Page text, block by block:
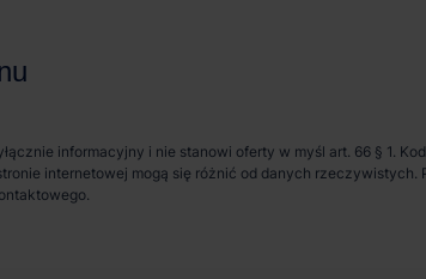
informacyjny i nie stanowi oferty w myśl art. 66 § 1.
internetowej mogą się różnić od danych